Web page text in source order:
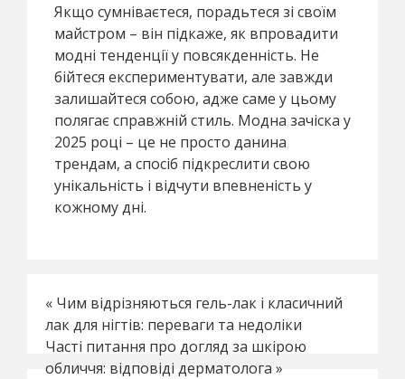
Якщо сумніваєтеся, порадьтеся зі своїм
майстром – він підкаже, як впровадити
модні тенденції у повсякденність. Не
бійтеся експериментувати, але завжди
залишайтеся собою, адже саме у цьому
полягає справжній стиль. Модна зачіска у
2025 році – це не просто данина
трендам, а спосіб підкреслити свою
унікальність і відчути впевненість у
кожному дні.
« Чим відрізняються гель-лак і класичний
лак для нігтів: переваги та недоліки
Часті питання про догляд за шкірою
обличчя: відповіді дерматолога »